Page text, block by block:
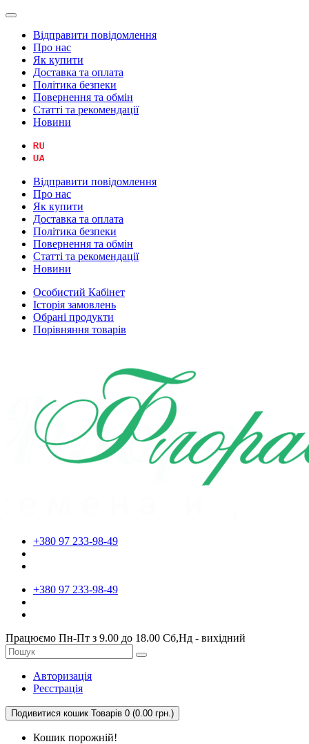
Відправити повідомлення
Про нас
Як купити
Доставка та оплата
Політика безпеки
Повернення та обмін
Статті та рекомендації
Новини
Відправити повідомлення
Про нас
Як купити
Доставка та оплата
Політика безпеки
Повернення та обмін
Статті та рекомендації
Новини
Особистий Кабінет
Історія замовлень
Обрані продукти
Порівняння товарів
+380 97 233-98-49
+380 97 233-98-49
Працюємо Пн-Пт з 9.00 до 18.00 Сб,Нд - вихідний
Авторизація
Реєстрація
Подивитися кошик Товарів 0 (0.00 грн.)
Кошик порожній!